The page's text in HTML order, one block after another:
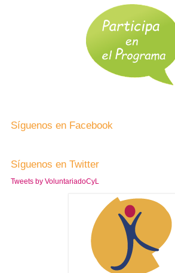
Síguenos en Facebook
Síguenos en Twitter
Tweets by VoluntariadoCyL